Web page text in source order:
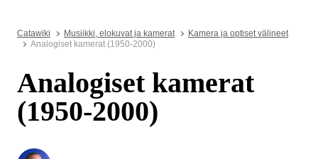
Catawiki Musiikki, elokuvat ja kamerat
Kamera ja optiset välineet
Analogiset kamerat (1950-2000)
Analogiset kamerat
(1950-2000)